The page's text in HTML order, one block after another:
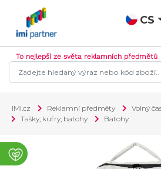
CS
To nejlepší ze světa reklamních předmětů
IMI.cz Reklamní předměty
Volný
Tašky, kufry, batohy
Batohy